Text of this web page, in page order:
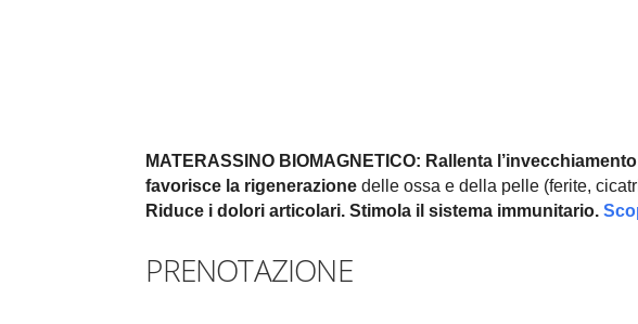
MATERASSINO BIOMAGNETICO: Rallenta l’invecchiamento
favorisce la rigenerazione delle ossa e della pelle (ferite,
Riduce i dolori articolari.Stimola il sistema immunitario.
PRENOTAZIONE